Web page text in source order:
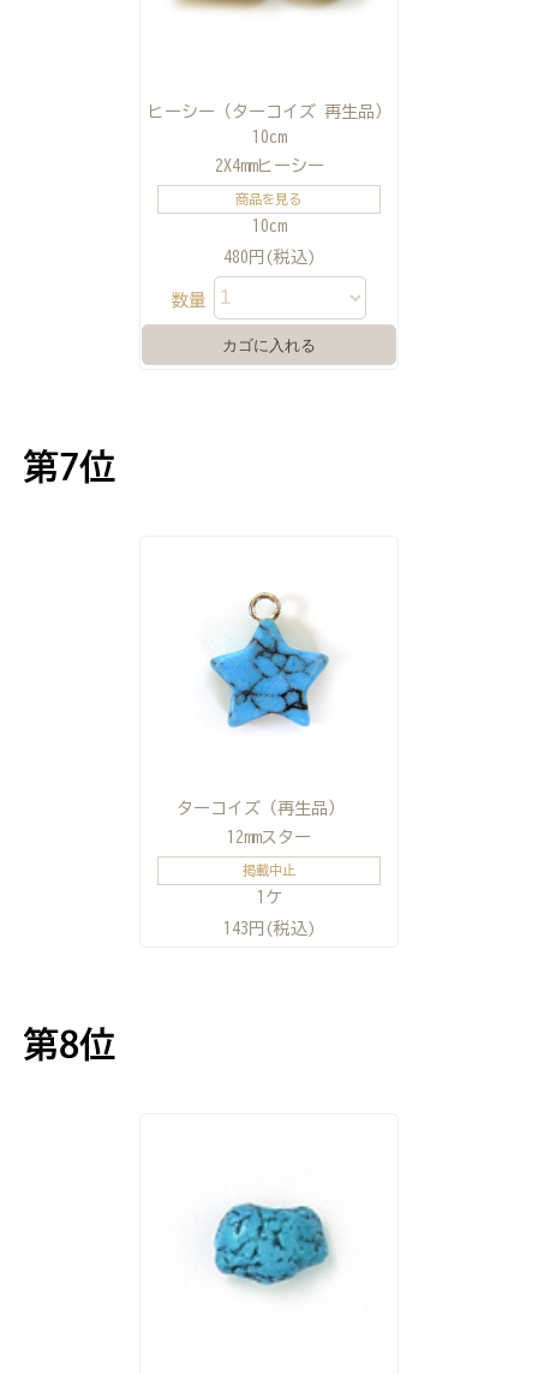
ヒーシー（ターコイズ 再生品）
10cm
2X4mmヒーシー
商品を見る
10cm
480円(税込)
数量
ターコイズ（再生品）
12mmスター
掲載中止
1ケ
143円(税込)